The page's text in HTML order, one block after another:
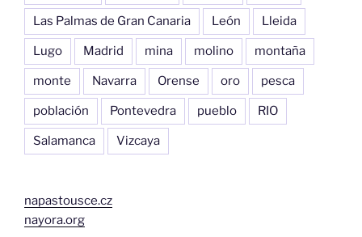
Las Palmas de Gran Canaria León Lleida
Lugo Madrid mina molino montaña
monte Navarra Orense oro pesca
población Pontevedra pueblo RIO
Salamanca Vizcaya
napastousce.cz
nayora.org